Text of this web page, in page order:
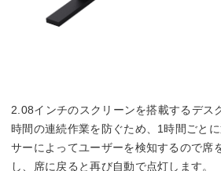
2.08インチのスクリーンを搭載するデス
時間の連続作業を防ぐため、1時間ごと
サーによってユーザーを検知するので席
し、席に戻ると再び自動で点灯します。